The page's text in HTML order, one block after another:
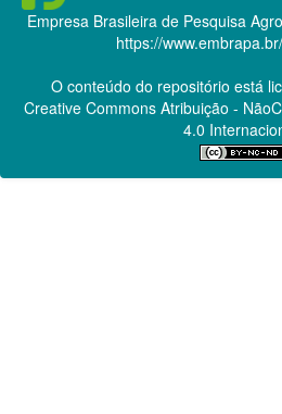
Empresa Brasileira de Pesquisa
https://
O conteúdo do repositório está
Creative CommonsAtribuição -
4.0